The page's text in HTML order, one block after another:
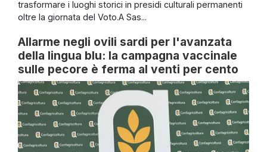
trasformare i luoghi storici in presidi culturali permanenti
oltre la giornata del Voto.A Sas...
Allarme negli ovili sardi per l'avanzata
della lingua blu: la campagna vaccinale
sulle pecore è ferma al venti per cento